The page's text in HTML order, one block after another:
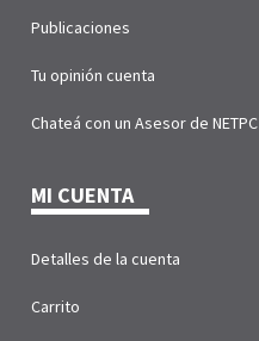
Publicaciones
Tu opinión cuenta
Chateá con un Asesor de NETPC
MI CUENTA
Detalles de la cuenta
Carrito